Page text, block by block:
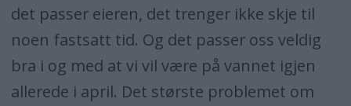
det passer eieren, det trenger ikke skje til
noen fastsatt tid. Og det passer oss veldig
bra i og med at vi vil være på vannet igjen
allerede i april. Det største problemet om